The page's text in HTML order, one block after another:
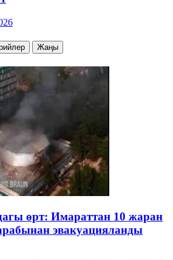
Жаңы
өрт: Имараттан 10 жаран
эвакуацияланды